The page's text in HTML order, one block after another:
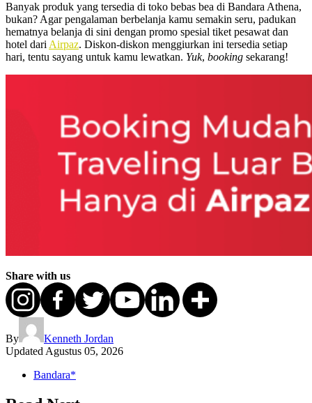
Banyak produk yang tersedia di toko bebas bea di Bandara Athena,
bukan? Agar pengalaman berbelanja kamu semakin seru, padukan
hematnya belanja di sini dengan promo spesial tiket pesawat dan
hotel dari Airpaz. Diskon-diskon menggiurkan ini tersedia setiap
hari, tentu sayang untuk kamu lewatkan. Yuk, booking sekarang!
Share with us
By
Kenneth Jordan
Updated Agustus 05, 2026
Bandara*